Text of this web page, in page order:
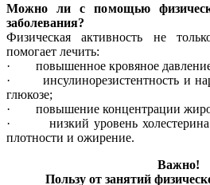
Можно ли с помощью
заболевания?
Физическая активность не
помогает лечить:
· повышенное кровяное
· инсулинорезистентность и
глюкозе;
· повышение концентрации
· низкий уровень холестерина
плотности и ожирение.
Важно!
Пользу от занятий